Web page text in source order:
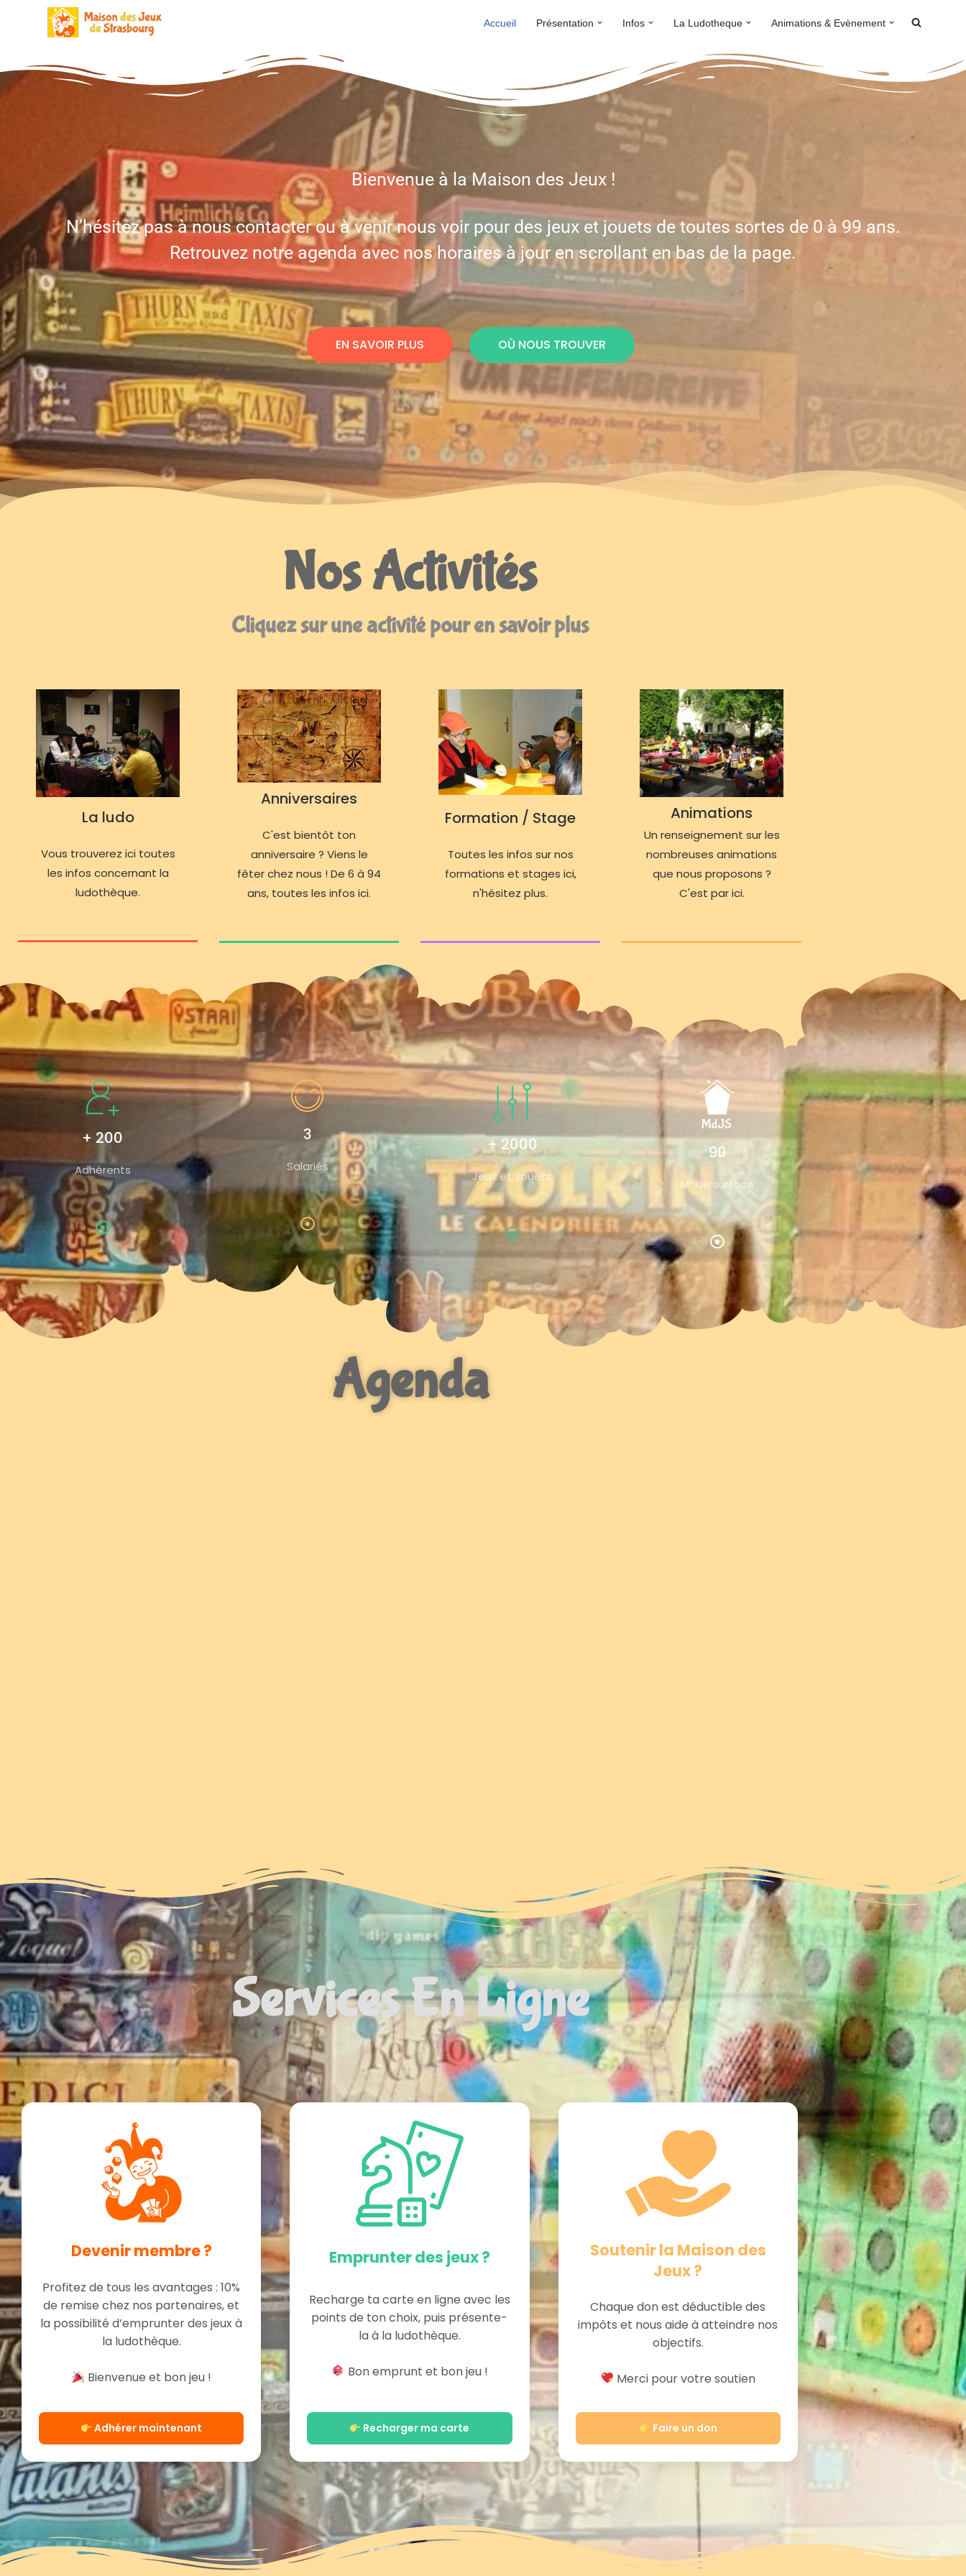
contenu
Accueil Présentation Infos La Ludotheque Animations & Evènement
Bienvenue à la Maison des Jeux !
N’hésitez pas à nous contacter ou à venir nous voir pour des jeux et jouets de toutes sortes de 0 à 99 ans.
Retrouvez notre agenda avec nos horaires à jour en scrollant en bas de la page.
EN SAVOIR PLUS OÙ NOUS TROUVER
Nos Activités
Cliquez sur une activité pour en savoir plus
La ludo
Vous trouverez ici toutes
les infos concernant la
ludothèque.
Anniversaires
C'est bientôt ton
anniversaire ? Viens le
fêter chez nous ! De 6 à 94
ans, toutes les infos ici.
Formation / Stage
Toutes les infos sur nos
formations et stages ici,
n'hésitez plus.
Animations
Un renseignement sur les
nombreuses animations
que nous proposons ?
C'est par ici.
+ 200
Adhérents
3
Salariés
+ 2000
Jeux et Jouets
90
M² de surface
Agenda
Services En Ligne
Devenir membre ?
Profitez de tous les avantages : 10%
de remise chez nos partenaires, et
la possibilité d’emprunter des jeux à
la ludothèque.
Bienvenue et bon jeu !
Adhérer maintenant
Emprunter des jeux ?
Recharge ta carte en ligne avec les
points de ton choix, puis présente-
la à la ludothèque.
Bon emprunt et bon jeu !
Recharger ma carte
Soutenir la Maison des
Jeux ?
Chaque don est déductible des
impôts et nous aide à atteindre nos
objectifs.
Merci pour votre soutien
Faire un don